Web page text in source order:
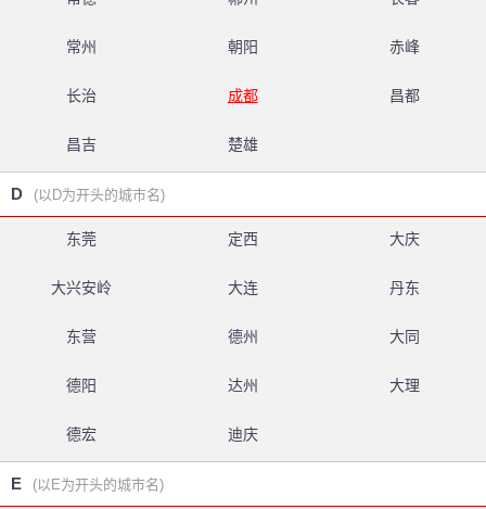
常州 朝阳 赤峰
长治 成都 昌都
昌吉 楚雄
D (以D为开头的城市名)
东莞 定西 大庆
大兴安岭 大连 丹东
东营 德州 大同
德阳 达州 大理
德宏 迪庆
E (以E为开头的城市名)